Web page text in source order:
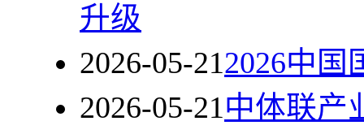
升级
2026-05-212026中国
2026-05-21中体联